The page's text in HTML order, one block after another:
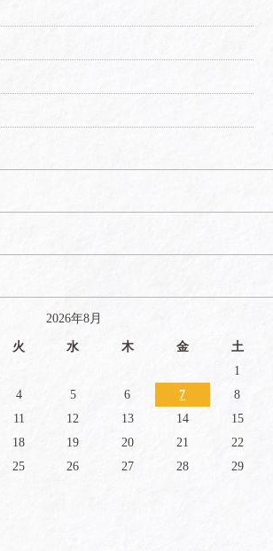
2026年8月
火 水 木 金 土
1
4 5 6 7
8
11 12 13 14
15
18 19 20 21
22
25 26 27 28
29